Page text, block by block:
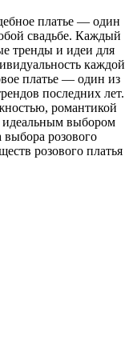
платье — один
свадьбе. Каждый
тренды и идеи для
каждой
платье — один из
последних лет.
романтикой
идеальным выбором
розового
розового платья